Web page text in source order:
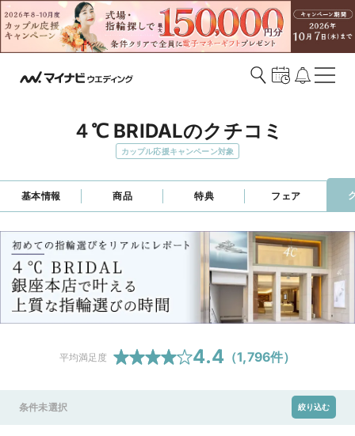
４℃ BRIDALのクチコミ
カップル応援キャンペーン対象
基本情報 商品 特典 フェア
平均満足度 4.4 （1,796件）
条件未選択 絞り込む